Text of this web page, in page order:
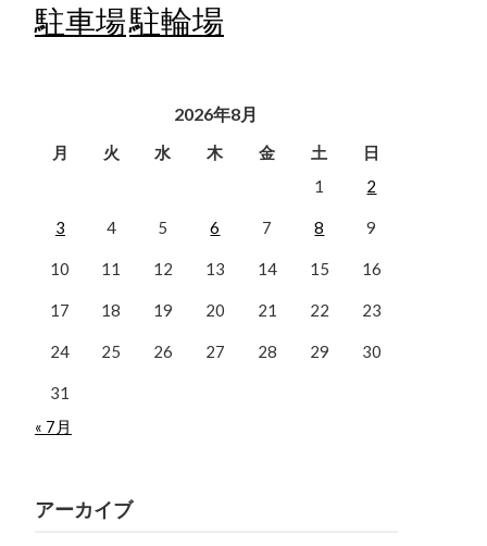
駐車場駐輪場
2026年8月
月 火 水 木 金 土
日
1
2
3 4 5 6 7 8 9
10 11 12 13 14 15 16
17 18 19 20 21 22 23
24 25 26 27 28 29 30
31
« 7月
アーカイブ